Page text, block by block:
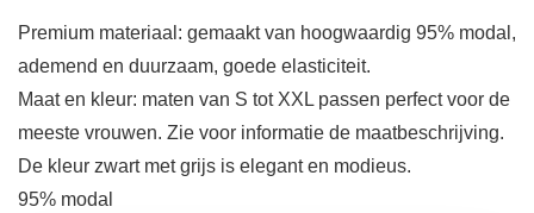
Premium materiaal: gemaakt van hoogwaardig 95% modal,
ademend en duurzaam, goede elasticiteit.
Maat en kleur: maten van S tot XXL passen perfect voor de
meeste vrouwen. Zie voor informatie de maatbeschrijving.
De kleur zwart met grijs is elegant en modieus.
95% modal